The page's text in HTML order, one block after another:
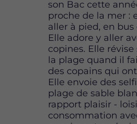
son Bac cette
proche de la mer :
aller à pied, en bus
Elle adore y aller
copines. Elle révise
la plage quand il
des copains qui
Elle envoie des
plage de sable
rapport plaisir -
consommation